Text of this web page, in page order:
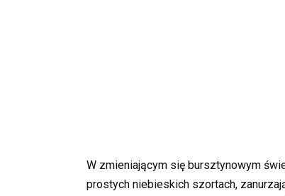
W zmieniającym się bursztynowym
prostych niebieskich szortach,